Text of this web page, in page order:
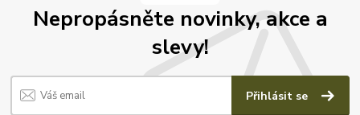
Nepropásněte novinky, akce a
slevy!
Přihlásit se